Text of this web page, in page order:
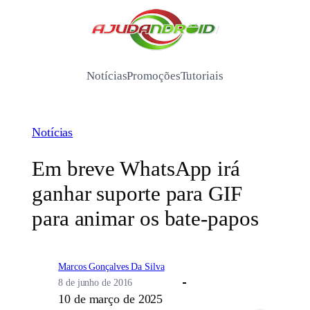
/
NotíciasPromoçõesTutoriais
Notícias
Em breve WhatsApp irá
ganhar suporte para GIF
para animar os bate-papos
Marcos Gonçalves Da Silva
8 de junho de 2016
10 de março de 2025